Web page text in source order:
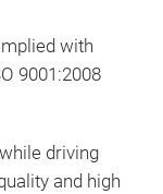
with
9001:2008
driving
and high